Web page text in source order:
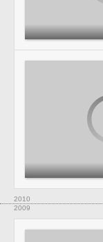
2010
2009